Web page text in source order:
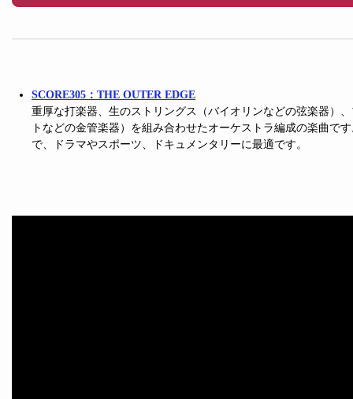
SCORE305：THE OUTER EDGE
重厚な打楽器、生のストリングス（バイオリンなどの弦楽器）
トなどの金管楽器）を組み合わせたオーケストラ編成の楽曲で
で、ドラマやスポーツ、ドキュメンタリーに最適です。